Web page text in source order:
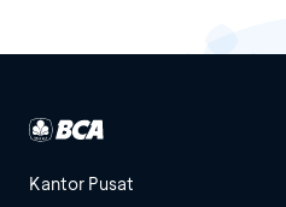
Kantor Pusat